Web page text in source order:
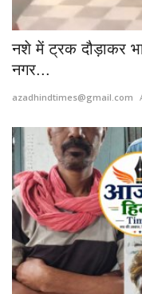
नशे में ट्रक दौड़ाकर
नगर...
azadhindtimes@gmail.com